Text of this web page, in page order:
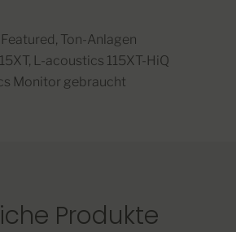
Featured , Ton-Anlagen
, L-acoustics 115XT-HiQ
Monitor gebraucht
Produkte